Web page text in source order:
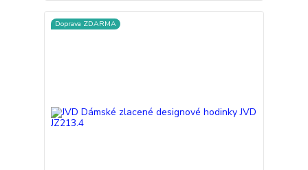
Doprava ZDARMA